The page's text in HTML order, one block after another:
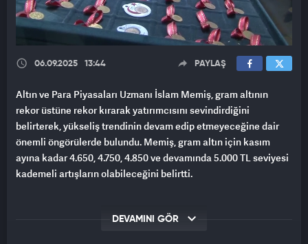
06.09.2025 13:44 PAYLAŞ
Altın ve Para Piyasaları Uzmanı İslam Memiş, gram altının
rekor üstüne rekor kırarak yatırımcısını sevindirdiğini
belirterek, yükseliş trendinin devam edip etmeyeceğine dair
önemli öngörülerde bulundu. Memiş, gram altın için kasım
ayına kadar 4.650, 4.750, 4.850 ve devamında 5.000 TL seviyesi
kademeli artışların olabileceğini belirtti.
DEVAMINI GÖR